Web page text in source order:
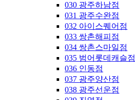
030 광주하남점
031 광주수완점
032 아이스퀘어점
033 쌍촌해피점
034 쌍촌스마일점
035 범어롯데캐슬점
036 인동점
037 광주양산점
038 광주선운점